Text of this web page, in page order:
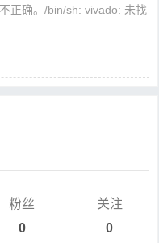
正确。/bin/sh: vivado: 未找
粉丝
0
关注
0